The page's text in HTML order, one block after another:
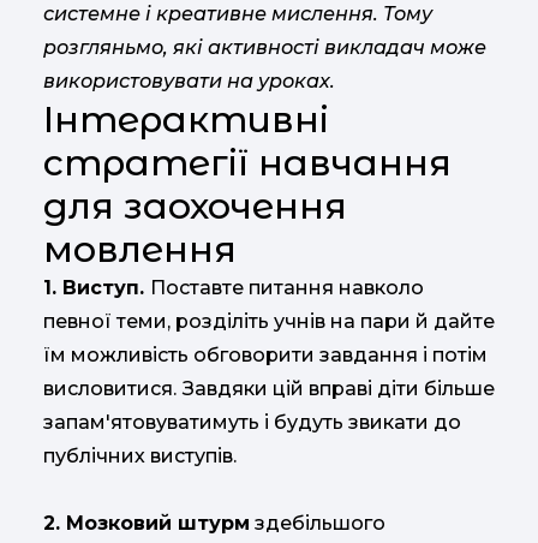
системне і креативне мислення. Тому
розгляньмо, які активності викладач може
використовувати на уроках.
Інтерактивні
стратегії навчання
для заохочення
мовлення
1. Виступ. Поставте питання навколо
певної теми, розділіть учнів на пари й дайте
їм можливість обговорити завдання і потім
висловитися. Завдяки цій вправі діти більше
запам'ятовуватимуть і будуть звикати до
публічних виступів.
2. Мозковий штурм здебільшого